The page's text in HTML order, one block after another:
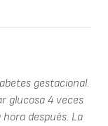
gestacional.
glucosa 4 veces
después. La